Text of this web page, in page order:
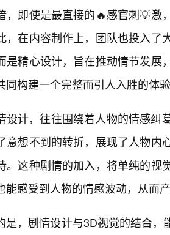
，即使是最直接的🔥感官刺💡激
，在内容制作上，团队也投入了
是精心设计，旨在推动情节发展
同构建一个完整而引人入胜的体验
设计，往往围绕着人物的情感纠
意想不到的转折，展现了人物内
。这种剧情的加入，将单纯的视
能感受到人物的情感波动，从而
是，剧情设计与3D视觉的结合，